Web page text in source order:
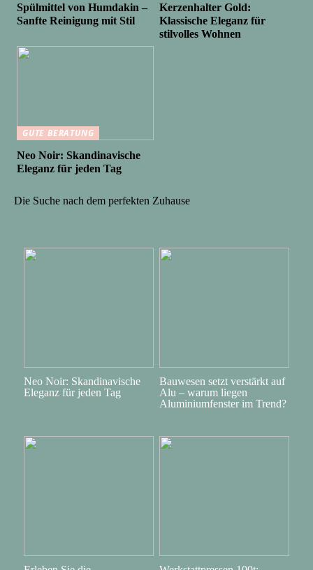
Spülmittel von Humdakin –
Sanfte Reinigung mit Stil
Kerzenhalter Gold:
Klassische Eleganz für
stilvolles Wohnen
GUTE BERATUNG
Neo Noir: Skandinavische
Eleganz für jeden Tag
Die Suche nach dem perfekten Zuhause
Neo Noir: Skandinavische
Eleganz für jeden Tag
Bauwesen setzt verstärkt auf
Alu – warum liegen
Aluminiumfenster im Trend?